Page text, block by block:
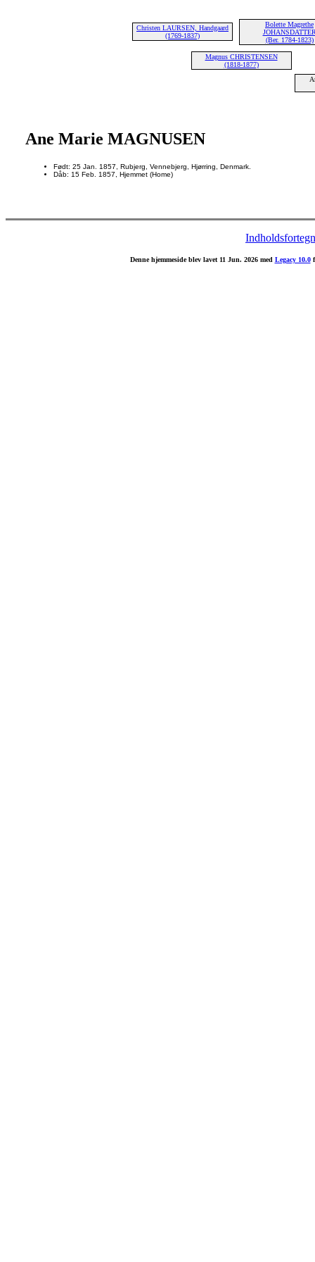
Christen LAURSEN, Handgaard
(1769-1837)
Bolette Magrethe
(Ber. 1784-1823)
Magnus CHRISTENSEN
(1818-1877)
Ane Marie MAGNUSEN
Født: 25 Jan. 1857, Rubjerg, Vennebjerg, Hjørring, Denmark.
Dåb: 15 Feb. 1857, Hjemmet (Home)
Denne hjemmeside blev lavet 11 Jun. 2026 med Legacy 10.0